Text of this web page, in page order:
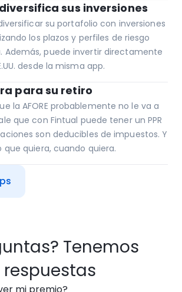
sus inversiones
su portafolio con inversiones
los plazos y perfiles de riesgo
Además, puede invertir directamente
desde la misma app.
para su retiro
la AFORE probablemente no le va a
que con Fintual puede tener un PPR
son deducibles de impuestos. Y
quiera, cuando quiera.
Tenemos
respuestas